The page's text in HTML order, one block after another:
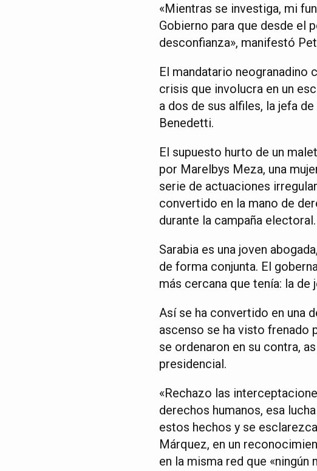
«Mientras se investiga, mi
Gobierno para que desde el
desconfianza», manifestó
El mandatario neogranadino
crisis que involucra en un
a dos de sus alfiles, la jefa
Benedetti.
El supuesto hurto de un
por Marelbys Meza, una
serie de actuaciones
convertido en la mano de
durante la campaña electoral.
Sarabia es una joven
de forma conjunta. El
más cercana que tenía: la de
Así se ha convertido en una
ascenso se ha visto frenado
se ordenaron en su contra,
presidencial.
«Rechazo las
derechos humanos, esa
estos hechos y se
Márquez, en un
en la misma red que «ningún